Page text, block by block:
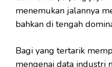
menemukan jalannya
bahkan di tengah
Bagi yang tertarik
mengenai data industri